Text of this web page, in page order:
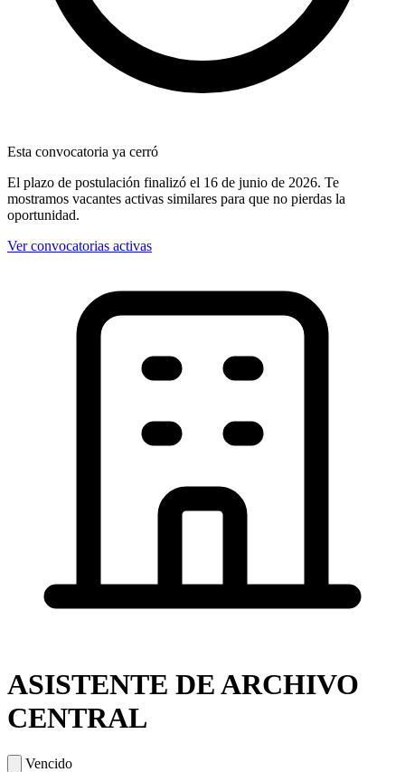
Esta convocatoria ya cerró
El plazo de postulación finalizó el 16 de junio de 2026. Te
mostramos vacantes activas similares para que no pierdas la
oportunidad.
Ver convocatorias activas
ASISTENTE DE ARCHIVO
CENTRAL
Vencido